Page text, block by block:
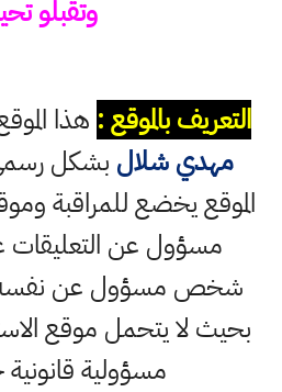
وتقبلو
التعريف بالموقع : هذا
مهدي شلال بشكل
الموقع يخضع للمراقبة
مسؤول عن التعليقات
شخص مسؤول عن نفسه
بحيث لا يتحمل موقع
مسؤولية